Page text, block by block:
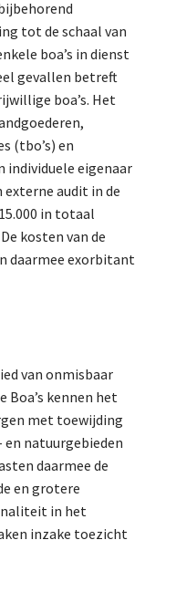
tot de schaal van
boa’s in dienst
gevallen betreft
boa’s. Het
(tbo’s) en
individuele eigenaar
audit in de
in totaal
kosten van de
daarmee exorbitant
van onmisbaar
Boa’s kennen het
met toewijding
natuurgebieden
daarmee de
en grotere
in het
inzake toezicht